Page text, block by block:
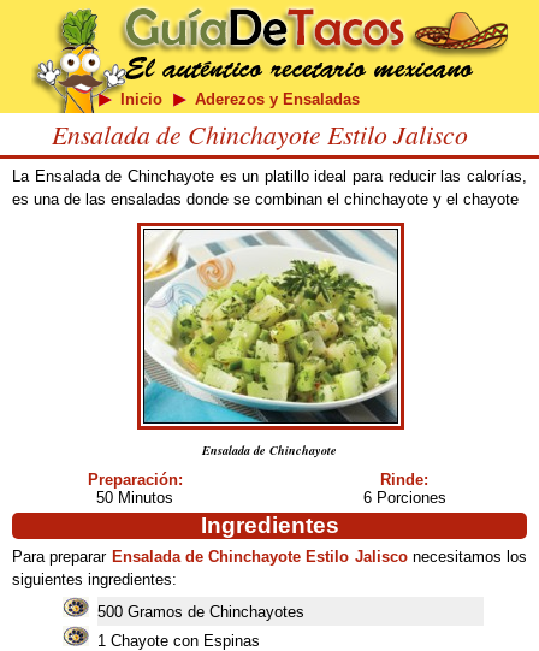
Inicio Aderezos y Ensaladas
Ensalada de Chinchayote Estilo Jalisco
La Ensalada de Chinchayote es un platillo ideal para reducir las calorías,
es una de las ensaladas donde se combinan el chinchayote y el chayote
Ensalada de Chinchayote
Preparación:
50 Minutos
Rinde:
6 Porciones
Ingredientes
Para preparar Ensalada de Chinchayote Estilo Jalisconecesitamos los
siguientes ingredientes:
500 Gramos de Chinchayotes
1 Chayote con Espinas